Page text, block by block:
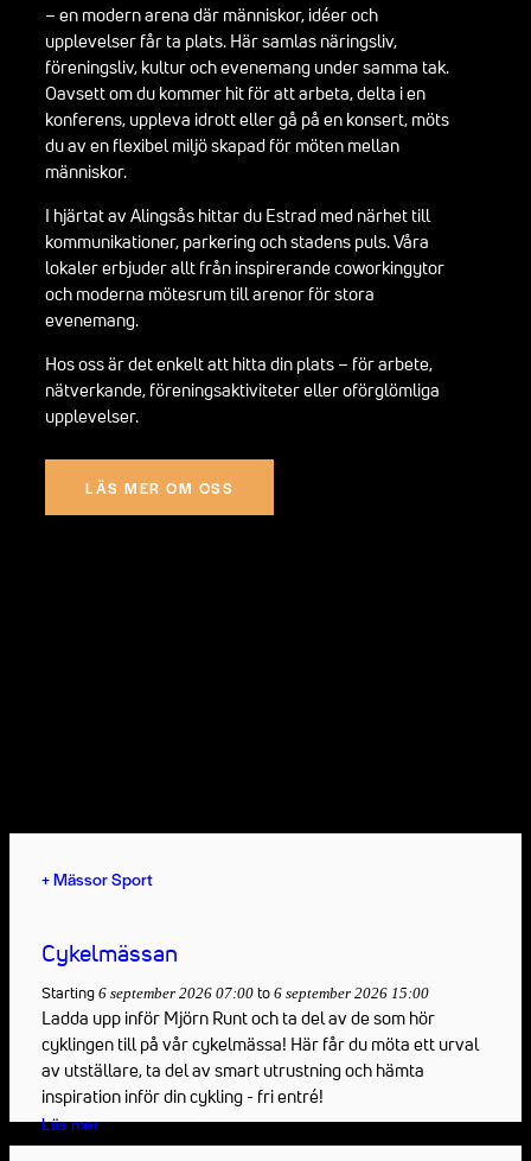
– en modern arena där människor, idéer och
upplevelser får ta plats. Här samlas näringsliv,
föreningsliv, kultur och evenemang under samma tak.
Oavsett om du kommer hit för att arbeta, delta i en
konferens, uppleva idrott eller gå på en konsert, möts
du av en flexibel miljö skapad för möten mellan
människor.
I hjärtat av Alingsås hittar du Estrad med närhet till
kommunikationer, parkering och stadens puls. Våra
lokaler erbjuder allt från inspirerande coworkingytor
och moderna mötesrum till arenor för stora
evenemang.
Hos oss är det enkelt att hitta din plats – för arbete,
nätverkande, föreningsaktiviteter eller oförglömliga
upplevelser.
LÄS MER OM OSS
+MässorSport
Cykelmässan
Starting 6 september 2026 07:00 to 6 september 2026 15:00
Ladda upp inför Mjörn Runt och ta del av de som hör
cyklingen till på vår cykelmässa! Här får du möta ett urval
av utställare, ta del av smart utrustning och hämta
inspiration inför din cykling - fri entré!
Läs mer